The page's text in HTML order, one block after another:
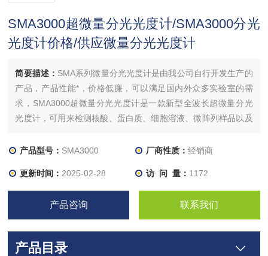
SMA3000超微量分光光度计/SMA3000分光
光度计价格/供应微量分光光度计
简要描述： SMA系列微量分光光度计是由我公司自行开发生产的
产品，产品性能*，价格低廉，可以满足国内外众多实验室的需
求，SMA3000超微量分光光度计是一款新型全波长超微量分光
光度计，可用来检测核酸、蛋白质、细胞溶液、微阵列样品以及
的分辨率为2068像素。
产品型号： SMA3000 厂商性质： 经销商
更新时间： 2025-02-28 访 问 量： 1172
产品咨询 联系我们
产品目录